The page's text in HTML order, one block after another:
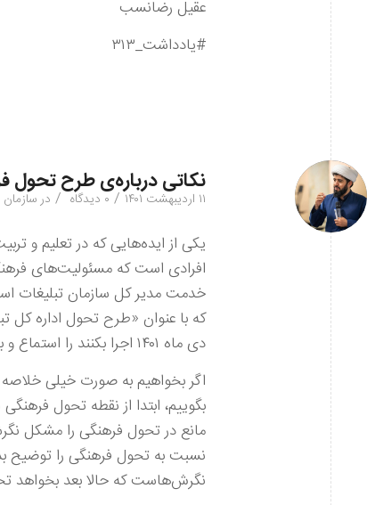
عقیل رضانسب
#یادداشت_۳۱۳
نکاتی درباره‌ی طرح تحول
۱۱ اردیبهشت ۱۴۰۱ / ۰ دیدگاه / در سازمان
یکی از ایده‌هایی که در تعلیم و
افرادی است که مسئولیت‌های
خدمت مدیر کل سازمان تبلیغات
دی ماه ۱۴۰۱ اجرا بکنند را استماع و با ایشان مباحثه کردیم.
اگر بخواهیم به صورت خیلی خلاصه
بگوییم، ابتدا از نقطه تحول
مانع در تحول فرهنگی را مشکل
نسبت به تحول فرهنگی را توضیح
نگرش‌هاست که حالا بعد بخواهد